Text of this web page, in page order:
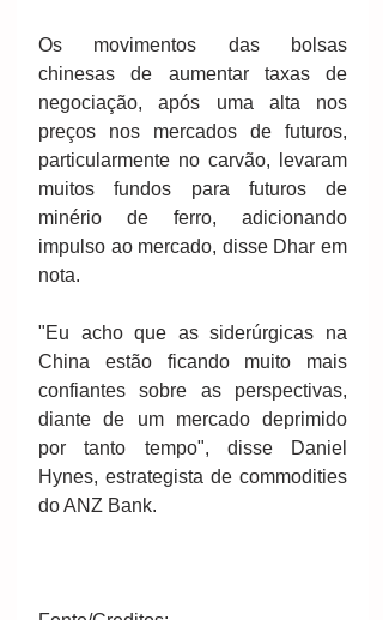
Os movimentos das bolsas
chinesas de aumentar taxas de
negociação, após uma alta nos
preços nos mercados de futuros,
particularmente no carvão, levaram
muitos fundos para futuros de
minério de ferro, adicionando
impulso ao mercado, disse Dhar em
nota.
"Eu acho que as siderúrgicas na
China estão ficando muito mais
confiantes sobre as perspectivas,
diante de um mercado deprimido
por tanto tempo", disse Daniel
Hynes, estrategista de commodities
do ANZ Bank.